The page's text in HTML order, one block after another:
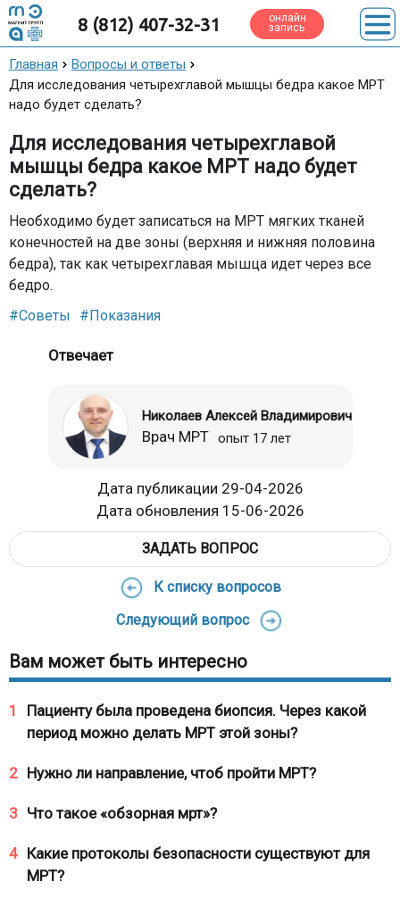
8 (812) 407-32-31 онлайн
запись
Главная
Вопросы и ответы
Для исследования четырехглавой мышцы бедра какое МРТ
надо будет сделать?
Для исследования четырехглавой
мышцы бедра какое МРТ надо будет
сделать?
Необходимо будет записаться на МРТ мягких тканей
конечностей на две зоны (верхняя и нижняя половина
бедра), так как четырехглавая мышца идет через все
бедро.
#Советы
#Показания
Отвечает
Николаев Алексей Владимирович
Врач МРТ опыт 17 лет
Дата публикации 29-04-2026
Дата обновления 15-06-2026
ЗАДАТЬ ВОПРОС
К списку вопросов
Следующий вопрос
Вам может быть интересно
1
Пациенту была проведена биопсия. Через какой
период можно делать МРТ этой зоны?
2 Нужно ли направление, чтоб пройти МРТ?
3 Что такое «обзорная мрт»?
4 Какие протоколы безопасности существуют для
МРТ?